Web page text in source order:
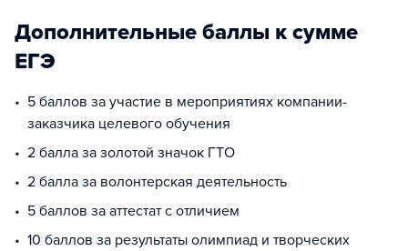
Дополнительные баллы к сумме
ЕГЭ
5 баллов за участие в мероприятиях компании-
заказчика целевого обучения
2 балла за золотой значок ГТО
2 балла за волонтерская деятельность
5 баллов за аттестат с отличием
10 баллов за результаты олимпиад и творческих